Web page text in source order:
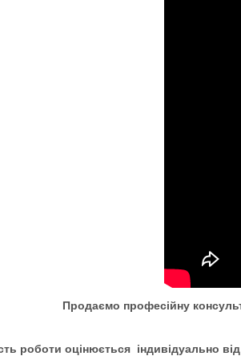
Продаємо професійну
роботи оцінюється індивідуально